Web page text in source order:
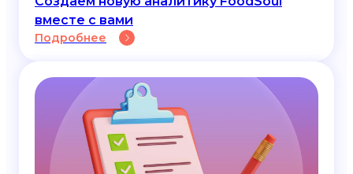
вместе с вами
Подробнее